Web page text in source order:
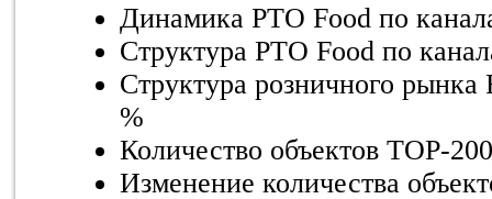
Динамика РТО Food по
Структура РТО Food по
Структура розничного
%
Количество объектов TOP-
Изменение количества